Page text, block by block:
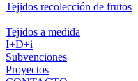
Tejidos recolección de frutos
Tejidos a medida
I+D+i
Subvenciones
Proyectos